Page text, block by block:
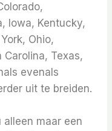
Iowa, Kentucky,
Ohio,
Carolina, Texas,
evenals
uit te breiden.
maar een